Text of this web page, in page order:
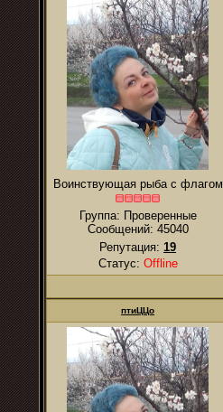
Воинствующая рыба с флагом
Группа: Проверенные
Сообщений: 45040
Репутация: 19
Статус: Offline
птиЦЦо